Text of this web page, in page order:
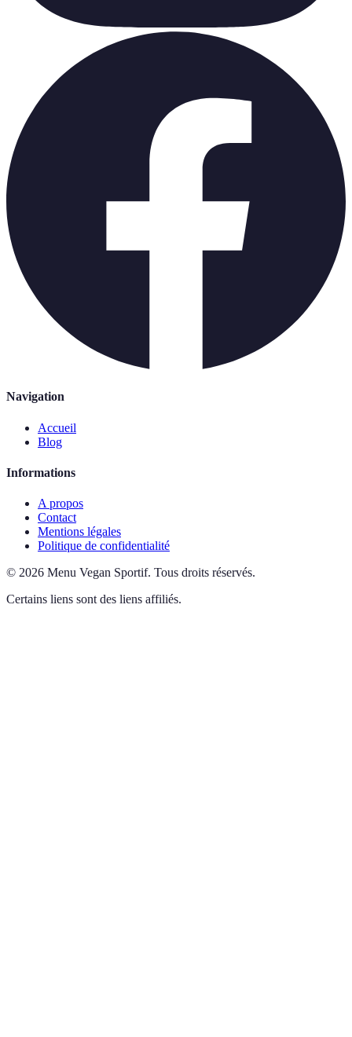
Navigation
Accueil
Blog
Informations
A propos
Contact
Mentions légales
Politique de confidentialité
© 2026 Menu Vegan Sportif. Tous droits réservés.
Certains liens sont des liens affiliés.